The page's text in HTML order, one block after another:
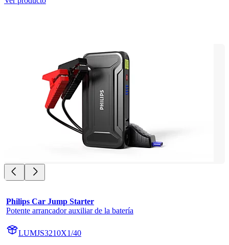
Philips Car Jump Starter
Potente arrancador auxiliar de la batería
LUMJS3210X1/40